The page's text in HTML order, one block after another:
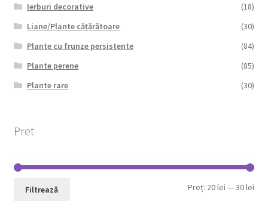
Ierburi decorative
(18)
Liane/Plante cățărătoare
(30)
Plante cu frunze persistente
(84)
Plante perene
(85)
Plante rare
(30)
Pret
Filtrează Preț: 20 lei —30 lei